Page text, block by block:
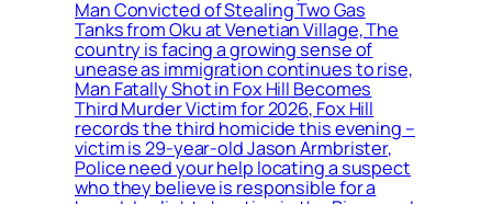
Man Convicted of Stealing Two Gas
Tanks from Oku at Venetian Village, The
country is facing a growing sense of
unease as immigration continues to rise,
Man Fatally Shot in Fox Hill Becomes
Third Murder Victim for 2026, Fox Hill
records the third homicide this evening –
victim is 29-year-old Jason Armbrister,
Police need your help locating a suspect
who they believe is responsible for a